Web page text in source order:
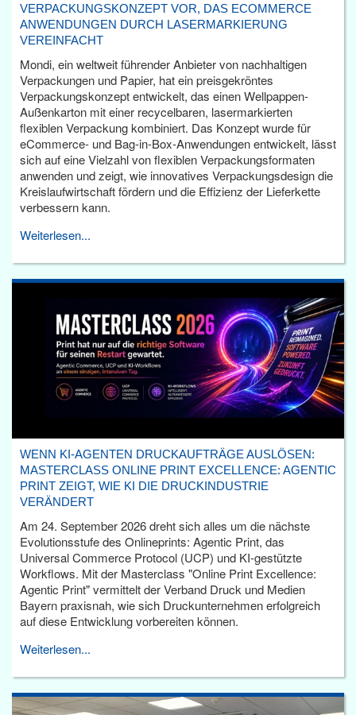
VERPACKUNGSKONZEPT VOR, DAS ECOMMERCE
ANWENDUNGEN DURCH LASERMARKIERUNG
VEREINFACHT
Mondi, ein weltweit führender Anbieter von nachhaltigen
Verpackungen und Papier, hat ein preisgekröntes
Verpackungskonzept entwickelt, das einen Wellpappen-
Außenkarton mit einer recycelbaren, lasermarkierten
flexiblen Verpackung kombiniert. Das Konzept wurde für
eCommerce- und Bag-in-Box-Anwendungen entwickelt, lässt
sich auf eine Vielzahl von flexiblen Verpackungsformaten
anwenden und zeigt, wie innovatives Verpackungsdesign die
Kreislaufwirtschaft fördern und die Effizienz der Lieferkette
verbessern kann.
Weiterlesen...
WENN KI-AGENTEN DRUCKAUFTRÄGE AUSLÖSEN:
MASTERCLASS ONLINE PRINT EXCELLENCE: AGENTIC
PRINT ZEIGT, WIE KI DIE DRUCKINDUSTRIE
VERÄNDERT
Am 24. September 2026 dreht sich alles um die nächste
Evolutionsstufe des Onlineprints: Agentic Print, das
Universal Commerce Protocol (UCP) und KI-gestützte
Workflows. Mit der Masterclass "Online Print Excellence:
Agentic Print" vermittelt der Verband Druck und Medien
Bayern praxisnah, wie sich Druckunternehmen erfolgreich
auf diese Entwicklung vorbereiten können.
Weiterlesen...